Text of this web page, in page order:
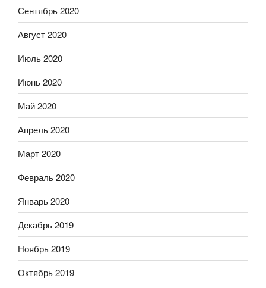
Сентябрь 2020
Август 2020
Июль 2020
Июнь 2020
Май 2020
Апрель 2020
Март 2020
Февраль 2020
Январь 2020
Декабрь 2019
Ноябрь 2019
Октябрь 2019